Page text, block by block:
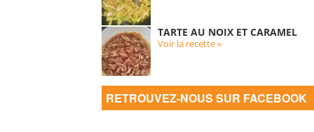
TARTE AU NOIX ET CARAMEL
Voir la recette »
RETROUVEZ-NOUS SUR FACEBOOK